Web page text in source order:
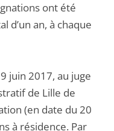
ont été
d’un an, à chaque
juin 2017, au juge
de Lille de
(en date du 20
à résidence. Par